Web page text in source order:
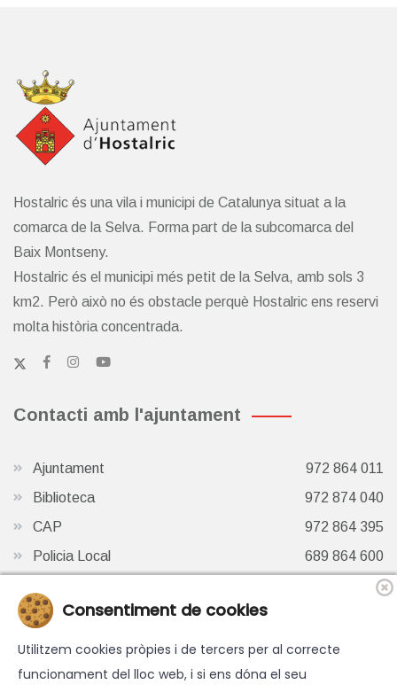
Hostalric és una vila i municipi de Catalunya situat a la
comarca de la Selva. Forma part de la subcomarca del
Baix Montseny.
Hostalric és el municipi més petit de la Selva, amb sols 3
km2. Però això no és obstacle perquè Hostalric ens reservi
molta història concentrada.
Contacti amb l'ajuntament
Ajuntament
972 864 011
Biblioteca
972 874 040
CAP
972 864 395
Policia Local
689 864 600
972 87 41 65
Consentiment de cookies
Utilitzem cookies pròpies i de tercers per al correcte
funcionament del lloc web, i si ens dóna el seu